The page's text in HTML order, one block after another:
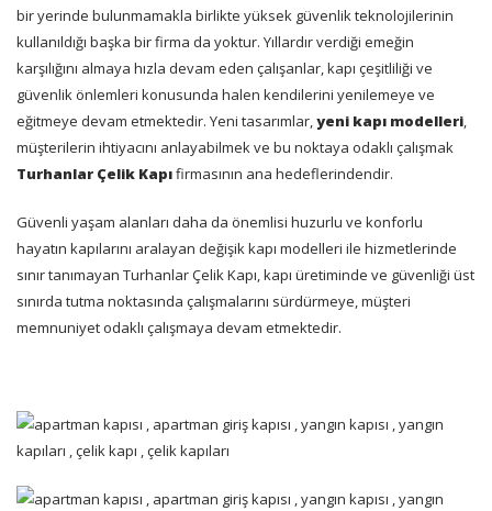
bir yerinde bulunmamakla birlikte yüksek güvenlik teknolojilerinin
kullanıldığı başka bir firma da yoktur. Yıllardır verdiği emeğin
karşılığını almaya hızla devam eden çalışanlar, kapı çeşitliliği ve
güvenlik önlemleri konusunda halen kendilerini yenilemeye ve
eğitmeye devam etmektedir. Yeni tasarımlar,yeni kapı modelleri,
müşterilerin ihtiyacını anlayabilmek ve bu noktaya odaklı çalışmak
Turhanlar Çelik Kapıfirmasının ana hedeflerindendir.
Güvenli yaşam alanları daha da önemlisi huzurlu ve konforlu
hayatın kapılarını aralayan değişik kapı modelleri ile hizmetlerinde
sınır tanımayan Turhanlar Çelik Kapı, kapı üretiminde ve güvenliği üst
sınırda tutma noktasında çalışmalarını sürdürmeye, müşteri
memnuniyet odaklı çalışmaya devam etmektedir.